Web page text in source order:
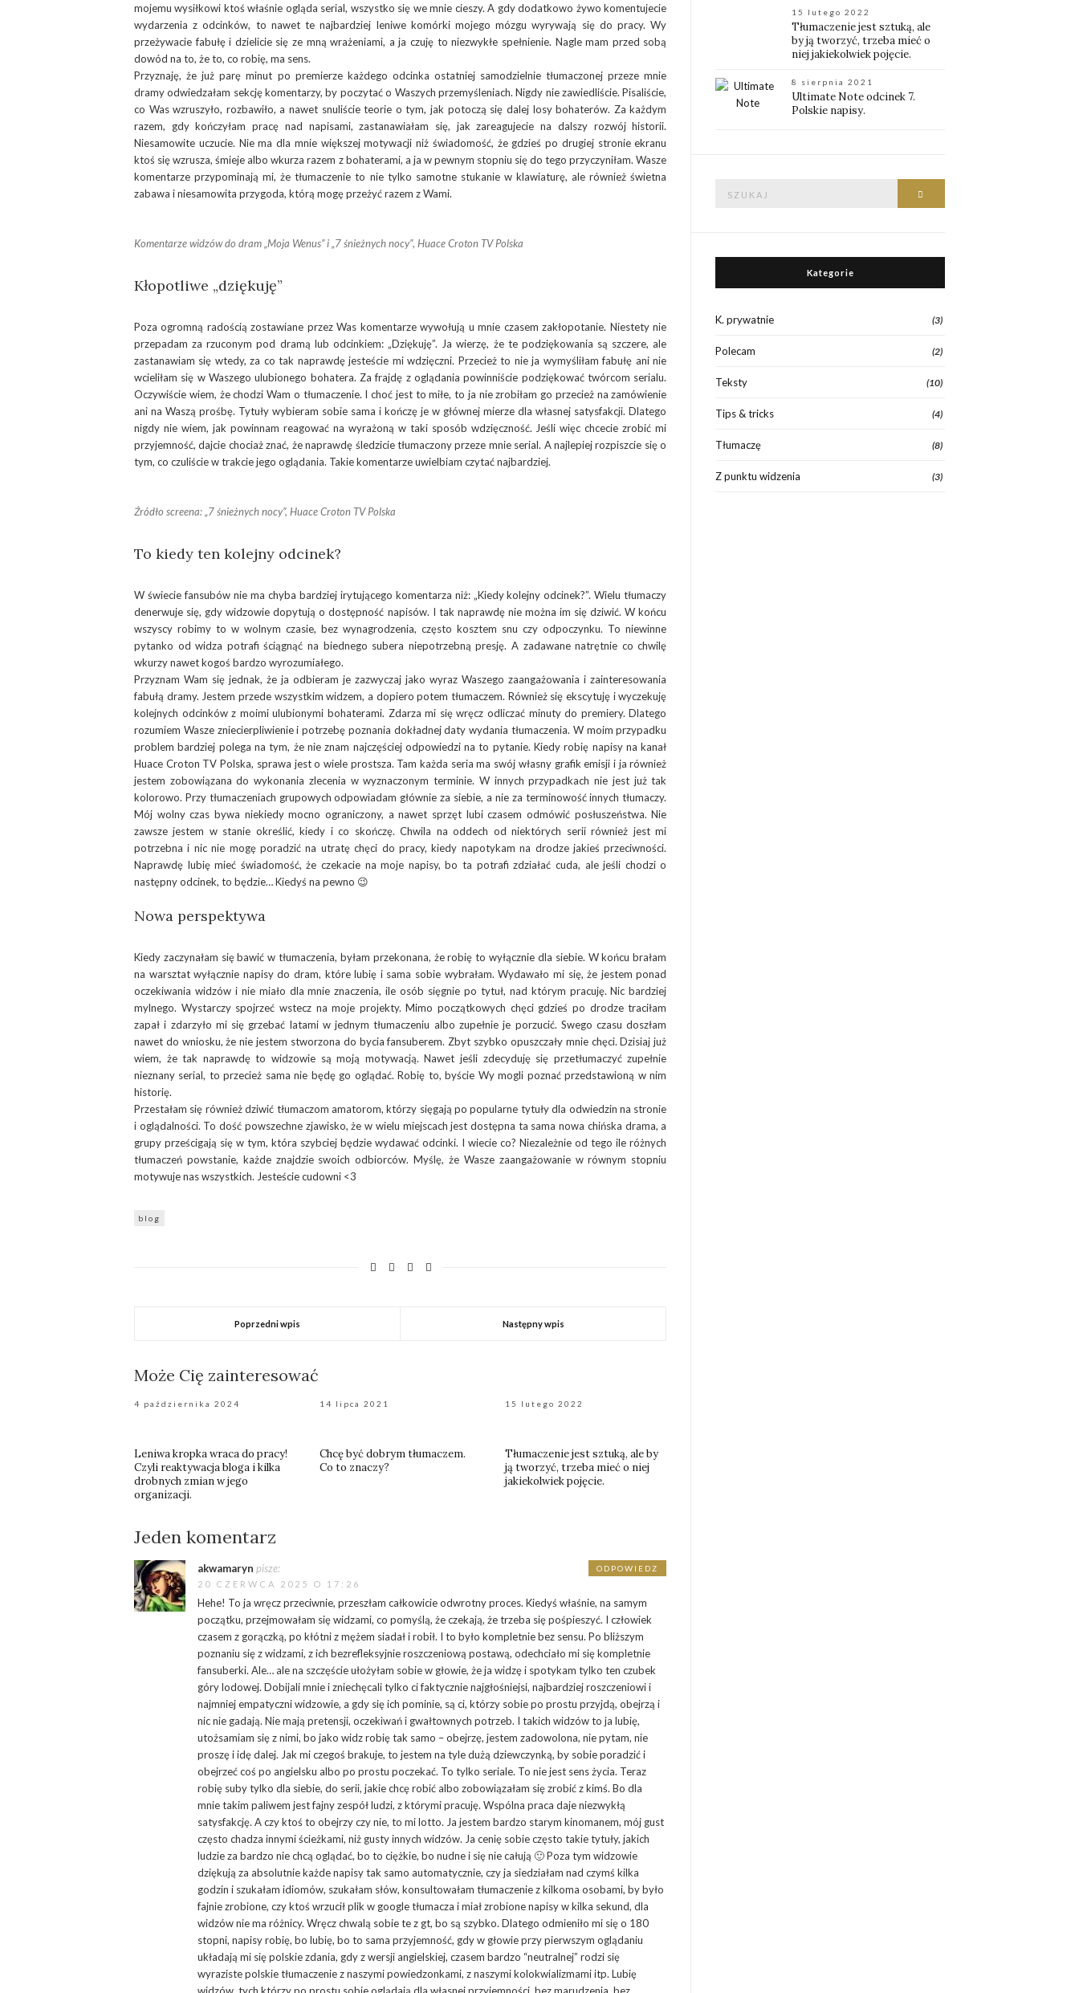
mojemu wysiłkowi ktoś właśnie ogląda serial, wszystko się we mnie cieszy. A gdy dodatkowo żywo komentujecie
wydarzenia z odcinków, to nawet te najbardziej leniwe komórki mojego mózgu wyrywają się do pracy. Wy
przeżywacie fabułę i dzielicie się ze mną wrażeniami, a ja czuję to niezwykłe spełnienie. Nagle mam przed sobą
dowód na to, że to, co robię, ma sens.
Przyznaję, że już parę minut po premierze każdego odcinka ostatniej samodzielnie tłumaczonej przeze mnie
dramy odwiedzałam sekcję komentarzy, by poczytać o Waszych przemyśleniach. Nigdy nie zawiedliście. Pisaliście,
co Was wzruszyło, rozbawiło, a nawet snuliście teorie o tym, jak potoczą się dalej losy bohaterów. Za każdym
razem, gdy kończyłam pracę nad napisami, zastanawiałam się, jak zareagujecie na dalszy rozwój historii.
Niesamowite uczucie. Nie ma dla mnie większej motywacji niż świadomość, że gdzieś po drugiej stronie ekranu
ktoś się wzrusza, śmieje albo wkurza razem z bohaterami, a ja w pewnym stopniu się do tego przyczyniłam. Wasze
komentarze przypominają mi, że tłumaczenie to nie tylko samotne stukanie w klawiaturę, ale również świetna
zabawa i niesamowita przygoda, którą mogę przeżyć razem z Wami.
Komentarze widzów do dram „Moja Wenus” i „7 śnieżnych nocy”, Huace Croton TV Polska
Kłopotliwe „dziękuję”
Poza ogromną radością zostawiane przez Was komentarze wywołują u mnie czasem zakłopotanie. Niestety nie
przepadam za rzuconym pod dramą lub odcinkiem: „Dziękuję”. Ja wierzę, że te podziękowania są szczere, ale
zastanawiam się wtedy, za co tak naprawdę jesteście mi wdzięczni. Przecież to nie ja wymyśliłam fabułę ani nie
wcieliłam się w Waszego ulubionego bohatera. Za frajdę z oglądania powinniście podziękować twórcom serialu.
Oczywiście wiem, że chodzi Wam o tłumaczenie. I choć jest to miłe, to ja nie zrobiłam go przecież na zamówienie
ani na Waszą prośbę. Tytuły wybieram sobie sama i kończę je w głównej mierze dla własnej satysfakcji. Dlatego
nigdy nie wiem, jak powinnam reagować na wyrażoną w taki sposób wdzięczność. Jeśli więc chcecie zrobić mi
przyjemność, dajcie chociaż znać, że naprawdę śledzicie tłumaczony przeze mnie serial. A najlepiej rozpiszcie się o
tym, co czuliście w trakcie jego oglądania. Takie komentarze uwielbiam czytać najbardziej.
Źródło screena: „7 śnieżnych nocy”, Huace Croton TV Polska
To kiedy ten kolejny odcinek?
W świecie fansubów nie ma chyba bardziej irytującego komentarza niż: „Kiedy kolejny odcinek?”. Wielu tłumaczy
denerwuje się, gdy widzowie dopytują o dostępność napisów. I tak naprawdę nie można im się dziwić. W końcu
wszyscy robimy to w wolnym czasie, bez wynagrodzenia, często kosztem snu czy odpoczynku. To niewinne
pytanko od widza potrafi ściągnąć na biednego subera niepotrzebną presję. A zadawane natrętnie co chwilę
wkurzy nawet kogoś bardzo wyrozumiałego.
Przyznam Wam się jednak, że ja odbieram je zazwyczaj jako wyraz Waszego zaangażowania i zainteresowania
fabułą dramy. Jestem przede wszystkim widzem, a dopiero potem tłumaczem. Również się ekscytuję i wyczekuję
kolejnych odcinków z moimi ulubionymi bohaterami. Zdarza mi się wręcz odliczać minuty do premiery. Dlatego
rozumiem Wasze zniecierpliwienie i potrzebę poznania dokładnej daty wydania tłumaczenia. W moim przypadku
problem bardziej polega na tym, że nie znam najczęściej odpowiedzi na to pytanie. Kiedy robię napisy na kanał
Huace Croton TV Polska, sprawa jest o wiele prostsza. Tam każda seria ma swój własny grafik emisji i ja również
jestem zobowiązana do wykonania zlecenia w wyznaczonym terminie. W innych przypadkach nie jest już tak
kolorowo. Przy tłumaczeniach grupowych odpowiadam głównie za siebie, a nie za terminowość innych tłumaczy.
Mój wolny czas bywa niekiedy mocno ograniczony, a nawet sprzęt lubi czasem odmówić posłuszeństwa. Nie
zawsze jestem w stanie określić, kiedy i co skończę. Chwila na oddech od niektórych serii również jest mi
potrzebna i nic nie mogę poradzić na utratę chęci do pracy, kiedy napotykam na drodze jakieś przeciwności.
Naprawdę lubię mieć świadomość, że czekacie na moje napisy, bo ta potrafi zdziałać cuda, ale jeśli chodzi o
następny odcinek, to będzie… Kiedyś na pewno 😉
Nowa perspektywa
Kiedy zaczynałam się bawić w tłumaczenia, byłam przekonana, że robię to wyłącznie dla siebie. W końcu brałam
na warsztat wyłącznie napisy do dram, które lubię i sama sobie wybrałam. Wydawało mi się, że jestem ponad
oczekiwania widzów i nie miało dla mnie znaczenia, ile osób sięgnie po tytuł, nad którym pracuję. Nic bardziej
mylnego. Wystarczy spojrzeć wstecz na moje projekty. Mimo początkowych chęci gdzieś po drodze traciłam
zapał i zdarzyło mi się grzebać latami w jednym tłumaczeniu albo zupełnie je porzucić. Swego czasu doszłam
nawet do wniosku, że nie jestem stworzona do bycia fansuberem. Zbyt szybko opuszczały mnie chęci. Dzisiaj już
wiem, że tak naprawdę to widzowie są moją motywacją. Nawet jeśli zdecyduję się przetłumaczyć zupełnie
nieznany serial, to przecież sama nie będę go oglądać. Robię to, byście Wy mogli poznać przedstawioną w nim
historię.
Przestałam się również dziwić tłumaczom amatorom, którzy sięgają po popularne tytuły dla odwiedzin na stronie
i oglądalności. To dość powszechne zjawisko, że w wielu miejscach jest dostępna ta sama nowa chińska drama, a
grupy prześcigają się w tym, która szybciej będzie wydawać odcinki. I wiecie co? Niezależnie od tego ile różnych
tłumaczeń powstanie, każde znajdzie swoich odbiorców. Myślę, że Wasze zaangażowanie w równym stopniu
motywuje nas wszystkich. Jesteście cudowni <3
blog
Poprzedni wpis Następny wpis
Może Cię zainteresować
4 października 2024
Leniwa kropka wraca do pracy!
Czyli reaktywacja bloga i kilka
drobnych zmian w jego
organizacji.
14 lipca 2021
Chcę być dobrym tłumaczem.
Co to znaczy?
15 lutego 2022
Tłumaczenie jest sztuką, ale by
ją tworzyć, trzeba mieć o niej
jakiekolwiek pojęcie.
Jeden komentarz
akwamaryn pisze:
20 CZERWCA 2025 O 17:26
Hehe! To ja wręcz przeciwnie, przeszłam całkowicie odwrotny proces. Kiedyś właśnie, na samym
początku, przejmowałam się widzami, co pomyślą, że czekają, że trzeba się pośpieszyć. I człowiek
czasem z gorączką, po kłótni z mężem siadał i robił. I to było kompletnie bez sensu. Po bliższym
poznaniu się z widzami, z ich bezrefleksyjnie roszczeniową postawą, odechciało mi się kompletnie
fansuberki. Ale… ale na szczęście ułożyłam sobie w głowie, że ja widzę i spotykam tylko ten czubek
góry lodowej. Dobijali mnie i zniechęcali tylko ci faktycznie najgłośniejsi, najbardziej roszczeniowi i
najmniej empatyczni widzowie, a gdy się ich pominie, są ci, którzy sobie po prostu przyjdą, obejrzą i
nic nie gadają. Nie mają pretensji, oczekiwań i gwałtownych potrzeb. I takich widzów to ja lubię,
utożsamiam się z nimi, bo jako widz robię tak samo – obejrzę, jestem zadowolona, nie pytam, nie
proszę i idę dalej. Jak mi czegoś brakuje, to jestem na tyle dużą dziewczynką, by sobie poradzić i
obejrzeć coś po angielsku albo po prostu poczekać. To tylko seriale. To nie jest sens życia. Teraz
robię suby tylko dla siebie, do serii, jakie chcę robić albo zobowiązałam się zrobić z kimś. Bo dla
mnie takim paliwem jest fajny zespół ludzi, z którymi pracuję. Wspólna praca daje niezwykłą
satysfakcję. A czy ktoś to obejrzy czy nie, to mi lotto. Ja jestem bardzo starym kinomanem, mój gust
często chadza innymi ścieżkami, niż gusty innych widzów. Ja cenię sobie często takie tytuły, jakich
ludzie za bardzo nie chcą oglądać, bo to ciężkie, bo nudne i się nie całują 🙂 Poza tym widzowie
dziękują za absolutnie każde napisy tak samo automatycznie, czy ja siedziałam nad czymś kilka
godzin i szukałam idiomów, szukałam słów, konsultowałam tłumaczenie z kilkoma osobami, by było
fajnie zrobione, czy ktoś wrzucił plik w google tłumacza i miał zrobione napisy w kilka sekund, dla
widzów nie ma różnicy. Wręcz chwalą sobie te z gt, bo są szybko. Dlatego odmieniło mi się o 180
stopni, napisy robię, bo lubię, bo to sama przyjemność, gdy w głowie przy pierwszym oglądaniu
układają mi się polskie zdania, gdy z wersji angielskiej, czasem bardzo “neutralnej” rodzi się
wyraziste polskie tłumaczenie z naszymi powiedzonkami, z naszymi kolokwializmami itp. Lubię
ODPOWIEDZ
15 lutego 2022
Tłumaczenie jest sztuką, ale
by ją tworzyć, trzeba mieć o
niej jakiekolwiek pojęcie.
8 sierpnia 2021
Ultimate Note odcinek 7.
Polskie napisy.
Kategorie
K. prywatnie (3)
Polecam (2)
Teksty (10)
Tips & tricks (4)
Tłumaczę (8)
Z punktu widzenia (3)